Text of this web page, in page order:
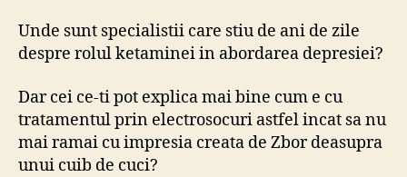
Unde sunt specialistii care stiu de ani de zile
despre rolul ketaminei in abordarea depresiei?
Dar cei ce-ti pot explica mai bine cum e cu
tratamentul prin electrosocuri astfel incat sa nu
mai ramai cu impresia creata de Zbor deasupra
unui cuib de cuci?